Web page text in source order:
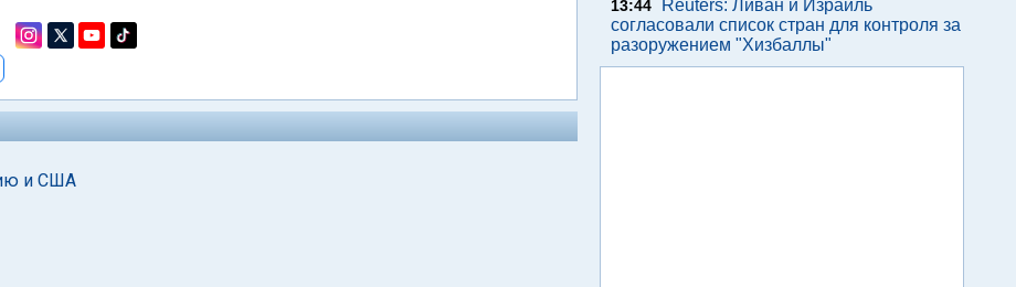
и США
13:44
Reuters: Ливан и Израиль
согласовали список стран для контроля за
разоружением "Хизбаллы"